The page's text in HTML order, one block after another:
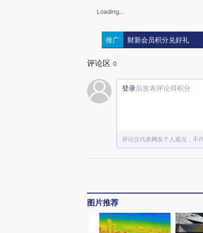
Loading...
推广 财新会员积分兑好礼
评论区 0
登录后发表评论得积分
评论仅代表网友个人观点，不
图片推荐